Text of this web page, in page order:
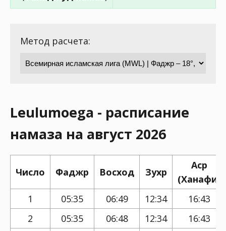
Метод расчета:
Leulumoega - расписание
намаза на август 2026
Число Фаджр Восход Зухр
Аср
(Ханафи)
1
05:35 06:49 12:34
16:43
2
05:35 06:48 12:34
16:43